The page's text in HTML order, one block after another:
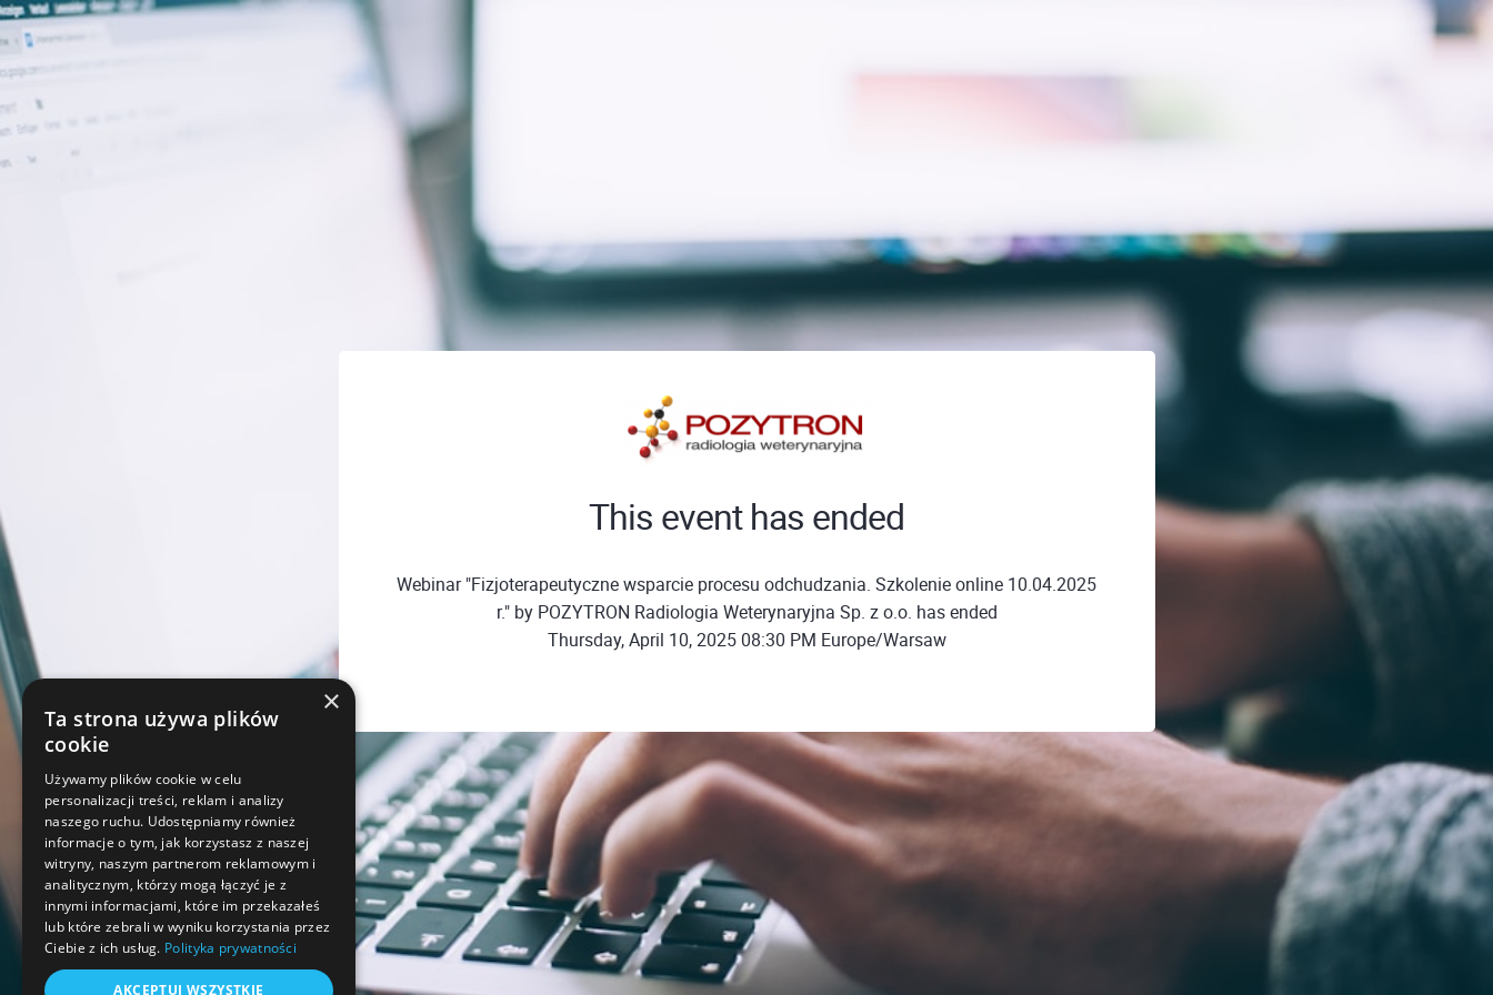
This event has ended
Webinar "Fizjoterapeutyczne wsparcie procesu odchudzania. Szkolenie online 10.04.2025
r." by POZYTRON Radiologia Weterynaryjna Sp. z o.o. has ended
Thursday, April 10, 2025 08:30 PM Europe/Warsaw
×
Ta strona używa plików
cookie
Używamy plików cookie w celu
personalizacji treści, reklam i analizy
naszego ruchu. Udostępniamy również
informacje o tym, jak korzystasz z naszej
witryny, naszym partnerom reklamowym i
analitycznym, którzy mogą łączyć je z
innymi informacjami, które im przekazałeś
lub które zebrali w wyniku korzystania przez
Ciebie z ich usług. Polityka prywatności
AKCEPTUJ WSZYSTKIE